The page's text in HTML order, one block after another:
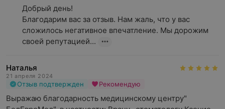
Добрый день!
Благодарим вас за отзыв. Нам жаль, что у вас
сложилось негативное впечатление. Мы дорожим
своей репутацией...
Наталья
21 апреля 2024
Отзыв подтвержден Рекомендую
Выражаю благодарность медицинскому центру"